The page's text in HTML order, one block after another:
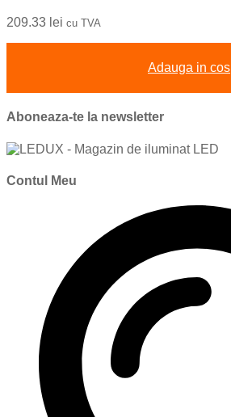
209.33 lei cu TVA
Adauga in cos
Aboneaza-te la newsletter
Contul Meu